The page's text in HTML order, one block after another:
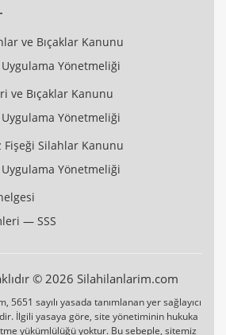
ve Bıçaklar Kanunu
Uygulama Yönetmeliği
ve Bıçaklar Kanunu
Uygulama Yönetmeliği
Fişeği Silahlar Kanunu
Uygulama Yönetmeliği
— SSS
© 2026 Silahilanlarim.com
5651 sayılı yasada tanımlanan yer sağlayıcı
İlgili yasaya göre, site yönetiminin hukuka
yükümlülüğü yoktur. Bu sebeple, sitemiz